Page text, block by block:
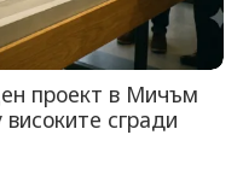
проект в Мичъм
сгради